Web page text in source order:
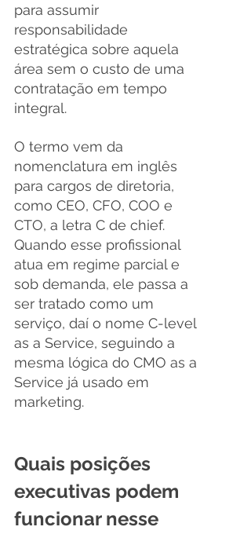
para assumir
responsabilidade
estratégica sobre aquela
área sem o custo de uma
contratação em tempo
integral.
O termo vem da
nomenclatura em inglês
para cargos de diretoria,
como CEO, CFO, COO e
CTO, a letra C de chief.
Quando esse profissional
atua em regime parcial e
sob demanda, ele passa a
ser tratado como um
serviço, daí o nome C-level
as a Service, seguindo a
mesma lógica do CMO as a
Service já usado em
marketing.
Quais posições
executivas podem
funcionar nesse